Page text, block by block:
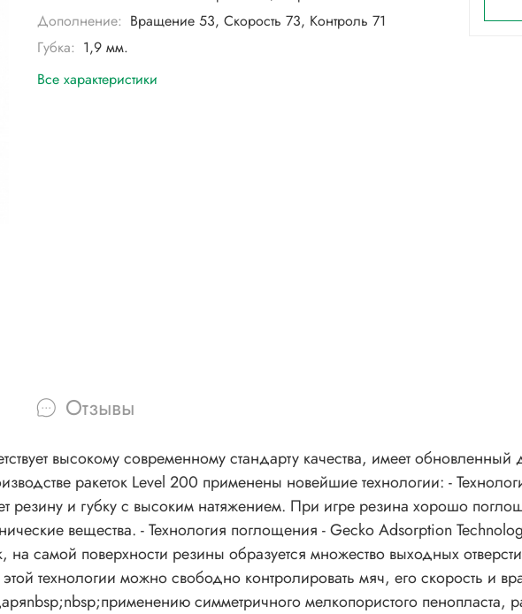
Дополнение: Вращение 53, Скорость 73, Контроль 71
Губка: 1,9 мм.
Все характеристики
Отзывы
высокому современному стандарту качества, имеет
ракеток Level 200 применены новейшие технологии: -
- Технология поглощения - Gecko Adsorption Technology Эту технологию применяют
на самой поверхности резины образуется множество выходных
технологии можно свободно контролировать мяч, его скорость и
симметричного мелкопористого пенопласта,